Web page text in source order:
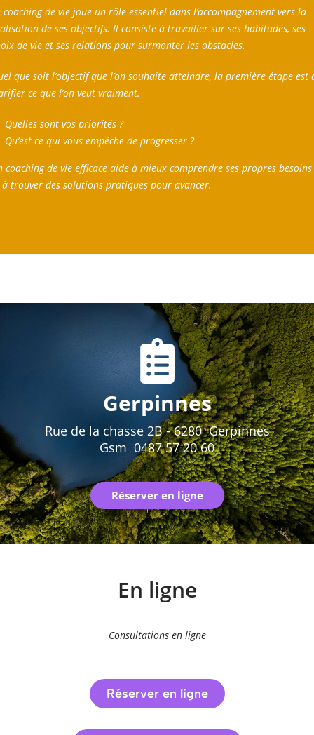
coaching de vie joue un rôle essentiel dans l’accompagnement vers la
de ses objectifs. Il consiste à travailler sur ses habitudes, ses
de vie et ses relations pour surmonter les obstacles.
que soit l’objectif que l’on souhaite atteindre, la première étape est
ce que l’on veut vraiment.
Quelles sont vos priorités ?
Qu’est-ce qui vous empêche de progresser ?
coaching de vie efficace aide à mieux comprendre ses propres besoins
trouver des solutions pratiques pour avancer.
Gerpinnes
Rue de la chasse 2B - 6280 Gerpinnes
Gsm 0487 57 20 60
Réserver en ligne
En ligne
Consultations en ligne
Réserver en ligne